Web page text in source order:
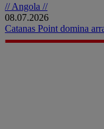
// Angola //
08.07.2026
Catanas Point domina